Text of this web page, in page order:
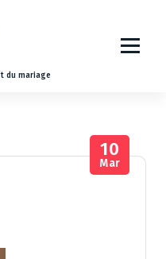
du mariage
10
Mar